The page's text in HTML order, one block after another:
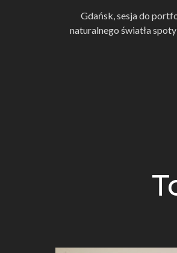
Gdańsk, sesja do
naturalnego światła